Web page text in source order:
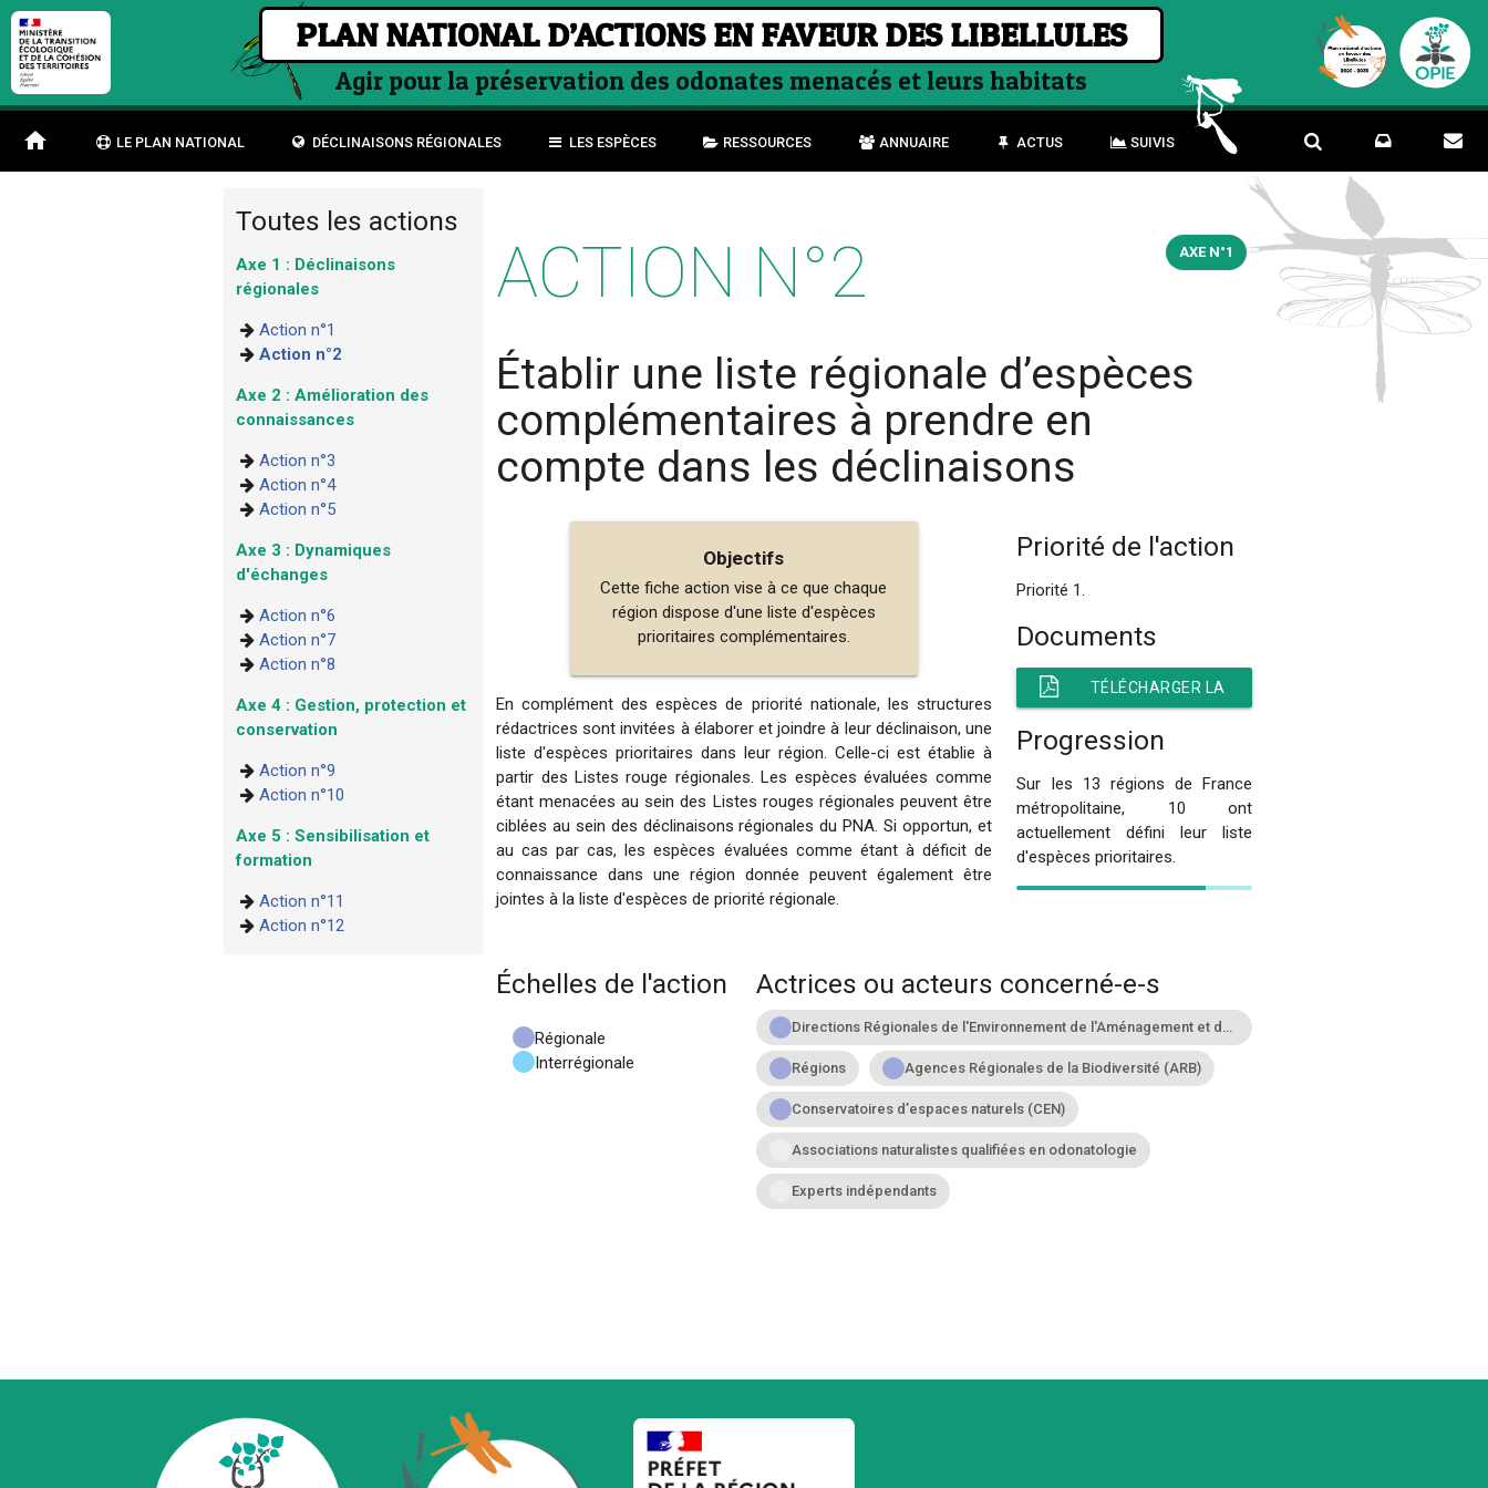
PLAN NATIONAL D’ACTIONS EN FAVEUR DES LIBELLULES
Agir pour la préservation des odonates menacés et leurs habitats
home LE PLAN NATIONAL DÉCLINAISONS RÉGIONALES LES ESPÈCES RESSOURCES ANNUAIRE ACTUS SUIVIS
Toutes les actions
Axe 1 : Déclinaisons
régionales
Action n°1
Action n°2
Axe 2 : Amélioration des
connaissances
Action n°3
Action n°4
Action n°5
Axe 3 : Dynamiques
d'échanges
Action n°6
Action n°7
Action n°8
Axe 4 : Gestion, protection et
conservation
Action n°9
Action n°10
Axe 5 : Sensibilisation et
formation
Action n°11
Action n°12
ACTION N°2 AXE N°1
Établir une liste régionale d’espèces
complémentaires à prendre en
compte dans les déclinaisons
Objectifs
Cette fiche action vise à ce que chaque
région dispose d'une liste d'espèces
prioritaires complémentaires.
En complément des espèces de priorité nationale, les structures
rédactrices sont invitées à élaborer et joindre à leur déclinaison, une
liste d'espèces prioritaires dans leur région. Celle-ci est établie à
partir des Listes rouge régionales. Les espèces évaluées comme
étant menacées au sein des Listes rouges régionales peuvent être
ciblées au sein des déclinaisons régionales du PNA. Si opportun, et
au cas par cas, les espèces évaluées comme étant à déficit de
connaissance dans une région donnée peuvent également être
jointes à la liste d'espèces de priorité régionale.
Priorité de l'action
Priorité 1.
Documents
TÉLÉCHARGER LA
FICHE
Progression
Sur les 13 régions de France
métropolitaine, 10 ont
actuellement défini leur liste
d'espèces prioritaires.
Échelles de l'action
Régionale
Interrégionale
Actrices ou acteurs concerné-e-s
Régions Agences Régionales de la Biodiversité (ARB)
Conservatoires d’espaces naturels (CEN)
Associations naturalistes qualifiées en odonatologie
Experts indépendants